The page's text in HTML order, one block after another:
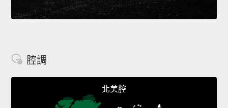
腔調
北美腔